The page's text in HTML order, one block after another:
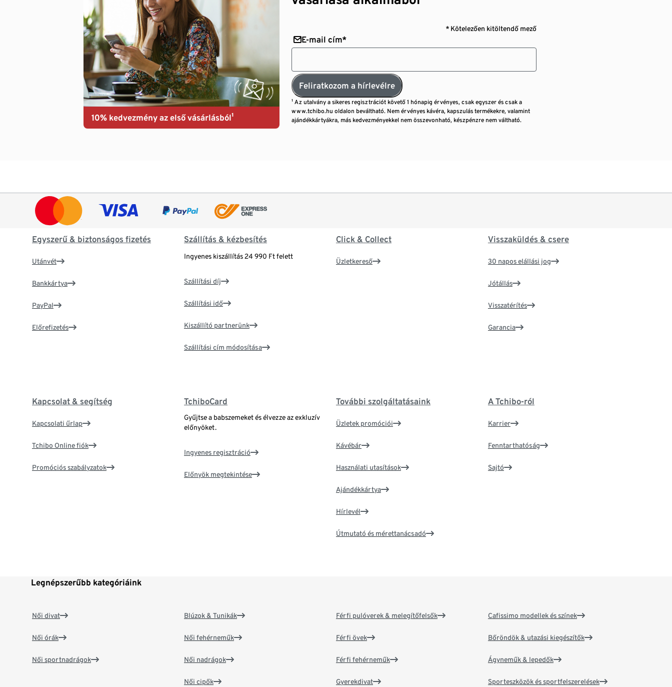
10% kedvezmény az első vásárlásból¹
* Kötelezően kitöltendő mező
E-mail cím*
Feliratkozom a hírlevélre
¹ Az utalvány a sikeres regisztrációt követő 1 hónapig érvényes, csak egyszer és csak a
www.tchibo.hu oldalon beváltható. Nem érvényes kávéra, kapszulás termékekre, valamint
ajándékkártyákra, más kedvezményekkel nem összevonható, készpénzre nem váltható.
Egyszerű & biztonságos fizetés
Utánvét
Bankkártya
PayPal
Előrefizetés
Szállítás & kézbesítés
Ingyenes kiszállítás 24 990 Ft felett
Szállítási díj
Szállítási idő
Kiszállító partnerünk
Szállítási cím módosítása
Click & Collect
Üzletkereső
Visszaküldés & csere
30 napos elállási jog
Jótállás
Visszatérítés
Garancia
Kapcsolat & segítség
Kapcsolati űrlap
Tchibo Online fiók
Promóciós szabályzatok
TchiboCard
Gyűjtse a babszemeket és élvezze az exkluzív
előnyöket.
Ingyenes regisztráció
Előnyök megtekintése
További szolgáltatásaink
Üzletek promóciói
Kávébár
Használati utasítások
Ajándékkártya
Hírlevél
Útmutató és mérettanácsadó
A Tchibo-ról
Karrier
Fenntarthatóság
Sajtó
Legnépszerűbb kategóriáink
Női divat
Női órák
Női sportnadrágok
Blúzok & Tunikák
Női fehérneműk
Női nadrágok
Női cipők
Férfi pulóverek & melegítőfelsők
Férfi övek
Férfi fehérneműk
Gyerekdivat
Cafissimo modellek és színek
Bőröndök & utazási kiegészítők
Ágyneműk & lepedők
Sporteszközök és sportfelszerelések